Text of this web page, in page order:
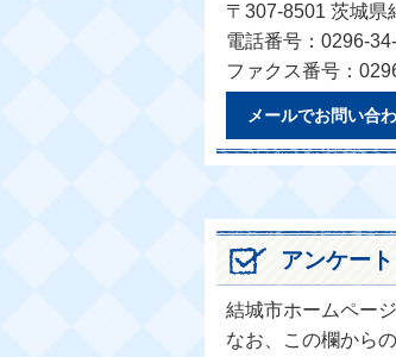
〒307-8501 茨城県
電話番号：0296-
ファクス番号：
メールでお問い合
アンケート
結城市ホームペー
なお、この欄から